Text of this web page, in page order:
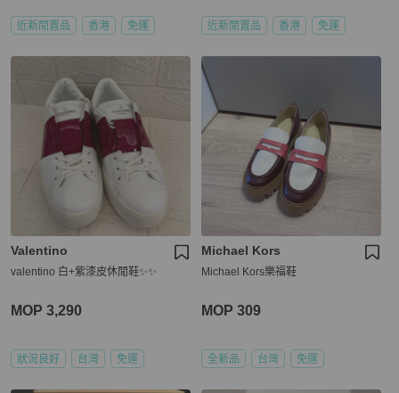
近新閒置品 香港 免運 近新閒置品 香港 免運
Valentino
valentino 白+紫漆皮休閒鞋✨✨
MOP 3,290
狀況良好 台灣 免運
Michael Kors
Michael Kors樂福鞋
MOP 309
全新品 台灣 免運